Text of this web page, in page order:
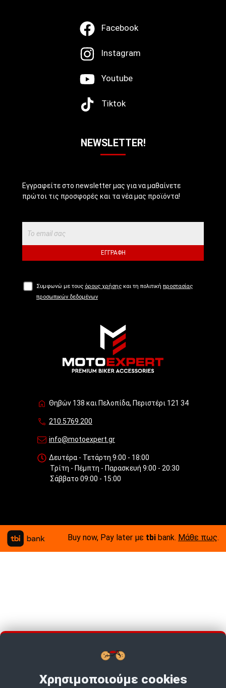
Facebook
Instagram
Youtube
Tiktok
NEWSLETTER!
Εγγραφείτε στο newsletter μας για να μαθαίνετε
πρώτοι τις προσφορές και τα νέα μας προϊόντα!
ΕΓΓΡΑΦΉ
Συμφωνώ με τους όρους χρήσης και τη πολιτική προστασίας
προσωπικών δεδομένων
Θηβών 138 και Πελοπίδα, Περιστέρι 121 34
210.5769.200
info@motoexpert.gr
Δευτέρα - Τετάρτη 9:00 - 18:00
Τρίτη - Πέμπτη - Παρασκευή 9:00 - 20:30
Σάββατο 09:00 - 15:00
Buy now, Pay later με tbi bank. Μάθε πως.
Χρησιμοποιούμε cookies